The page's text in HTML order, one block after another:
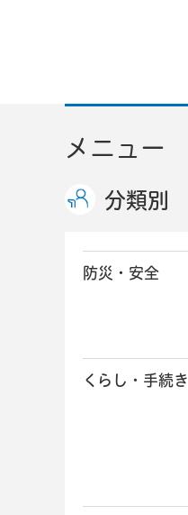
メニュー
分類別
防災・安全
くらし・手続き